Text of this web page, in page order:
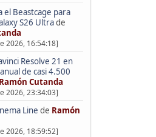
el Beastcage para
S26 Ultrade
2026, 16:54:18]
Resolve 21 en
de casi 4.500
Ramón Cutanda
2026, 23:34:03]
Line de Ramón
2026, 18:59:52]